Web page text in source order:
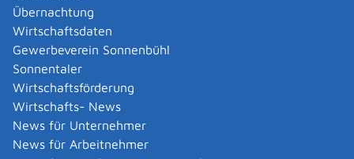
Übernachtung
Wirtschaftsdaten
Gewerbeverein Sonnenbühl
Sonnentaler
Wirtschaftsförderung
Wirtschafts- News
News für Unternehmer
News für Arbeitnehmer
Erforderliche Unterlagen
Für Investitionsförderung: Aufstellung der geplanten
Ausgaben mit Nennung und Erläuterung zu den
einzelnen geplanten Maßnahmen (formlos).
Kosten
keine